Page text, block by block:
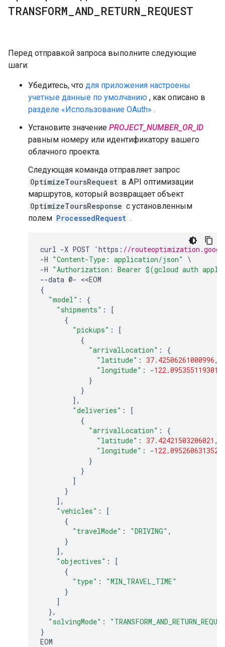
TRANSFORM AND RETURN REQUEST
Перед отправкой запроса выполните следующие
шаги:
Убедитесь, что для приложения настроены
учетные данные по умолчанию , как описано в
разделе «Использование OAuth» .
Установите значение PROJECT_NUMBER_OR_ID
равным номеру или идентификатору вашего
облачного проекта.
Следующая команда отправляет запрос
OptimizeToursRequest в API оптимизации
маршрутов, который возвращает объект
OptimizeToursResponse с установленным
полем ProcessedRequest .
curl -X POST ' https : //
-H "Content-Type: application/json"
-H "Authorization: Bearer $(gcloud auth
--data @- <<EOM
{
"model" :
{
"shipments" :
[
{
"pickups" :
[
{
"arrivalLocation" :
{
"latitude" : 37.42506261000996,
"longitude" : -
}
}
],
"deliveries" :
[
{
"arrivalLocation" :
{
"latitude" : 37.42421503206021 ,
"longitude" : -
}
}
]
}
],
"vehicles" :
[
{
"travelMode" : "DRIVING" ,
}
],
"objectives" :
[
{
"type" :
"MIN_TRAVEL_TIME"
}
]
},
"solvingMode" :
}
EOM